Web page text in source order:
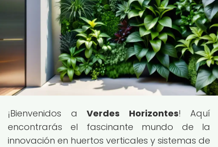
¡Bienvenidos a Verdes Horizontes! Aquí
encontrarás el fascinante mundo de la
innovación en huertos verticales y sistemas de